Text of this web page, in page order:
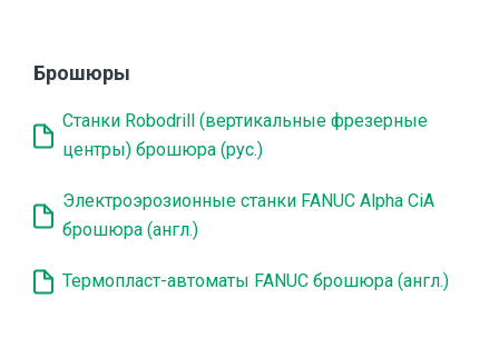
Брошюры
Станки Robodrill (вертикальные фрезерные
центры) брошюра (рус.)
Электроэрозионные станки FANUC Alpha CiA
брошюра (англ.)
Термопласт-автоматы FANUC брошюра (англ.)